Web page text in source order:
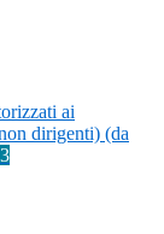
ai
dirigenti) (da